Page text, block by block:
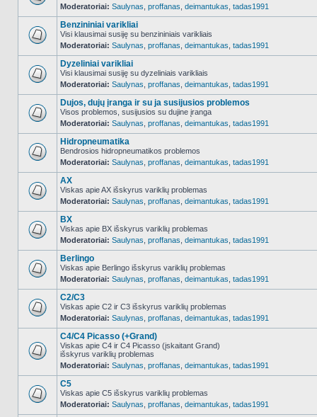
NO_UNREAD_POSTS
Moderatoriai: Saulynas proffanas deimantukas tadas1991
NO_UNREAD_POSTS
Benzininiai varikliai
Visi klausimai susiję su benzininiais varikliais
Moderatoriai: Saulynas proffanas deimantukas tadas1991
NO_UNREAD_POSTS
Dyzeliniai varikliai
Visi klausimai susiję su dyzeliniais varikliais
Moderatoriai: Saulynas proffanas deimantukas tadas1991
NO_UNREAD_POSTS
Dujos, dujų įranga ir su ja susijusios problemos
Visos problemos, susijusios su dujine įranga
Moderatoriai: Saulynas proffanas deimantukas tadas1991
NO_UNREAD_POSTS
Hidropneumatika
Bendrosios hidropneumatikos problemos
Moderatoriai: Saulynas proffanas deimantukas tadas1991
NO_UNREAD_POSTS
AX
Viskas apie AX išskyrus variklių problemas
Moderatoriai: Saulynas proffanas deimantukas tadas1991
NO_UNREAD_POSTS
BX
Viskas apie BX išskyrus variklių problemas
Moderatoriai: Saulynas proffanas deimantukas tadas1991
NO_UNREAD_POSTS
Berlingo
Viskas apie Berlingo išskyrus variklių problemas
Moderatoriai: Saulynas proffanas deimantukas tadas1991
NO_UNREAD_POSTS
C2/C3
Viskas apie C2 ir C3 išskyrus variklių problemas
Moderatoriai: Saulynas proffanas deimantukas tadas1991
NO_UNREAD_POSTS
C4/C4 Picasso (+Grand)
Viskas apie C4 ir C4 Picasso (įskaitant Grand)
išskyrus variklių problemas
Moderatoriai: Saulynas proffanas deimantukas tadas1991
NO_UNREAD_POSTS
C5
Viskas apie C5 išskyrus variklių problemas
Moderatoriai: Saulynas proffanas deimantukas tadas1991